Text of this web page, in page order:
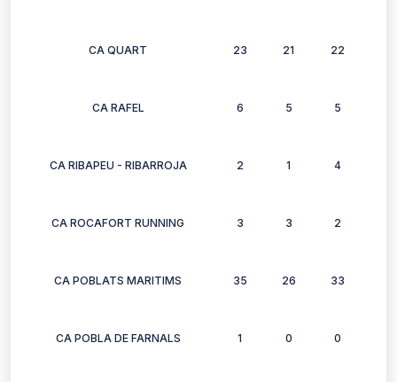
CA QUART 23 21 22
CA RAFEL 6 5 5
CA RIBAPEU - RIBARROJA 2 1 4
CA ROCAFORT RUNNING 3 3 2
CA POBLATS MARITIMS 35 26 33
CA POBLA DE FARNALS 1 0 0